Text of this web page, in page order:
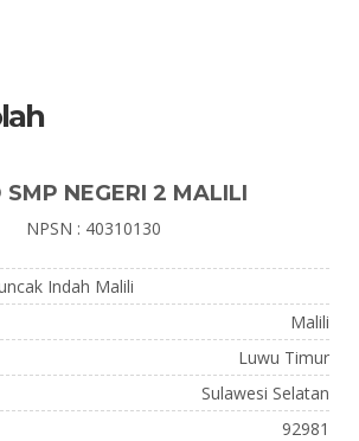
SMP NEGERI 2 MALILI
NPSN : 40310130
Indah Malili
Malili
Luwu Timur
Sulawesi Selatan
92981